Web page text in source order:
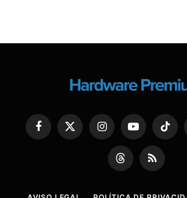
Facebook
X
(Twitter)
InstagramYouTubeTikTok
ThreadsRSS